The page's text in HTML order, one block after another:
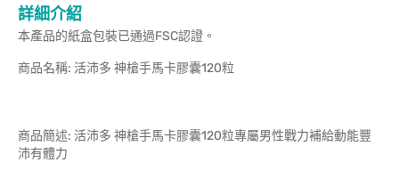
詳細介紹
本產品的紙盒包裝已通過FSC認證。
商品名稱: 活沛多 神槍手馬卡膠囊120粒
商品簡述: 活沛多 神槍手馬卡膠囊120粒專屬男性戰力補給動能豐
沛有體力